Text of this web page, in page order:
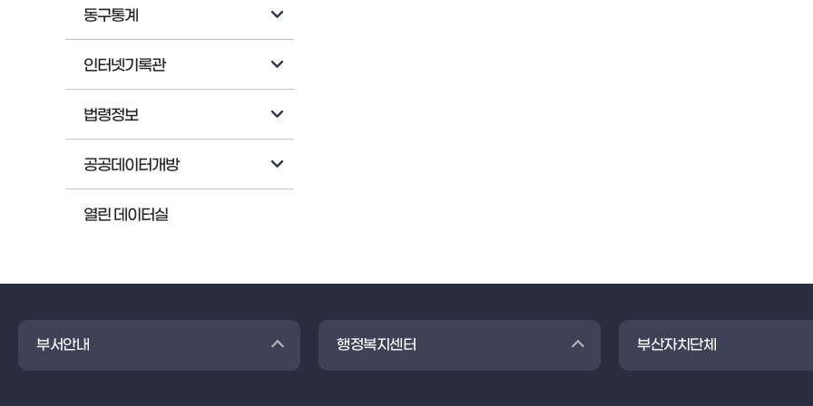
동구통계
인터넷기록관
법령정보
공공데이터개방
열린 데이터실
부서안내 행정복지센터 부산자치단체